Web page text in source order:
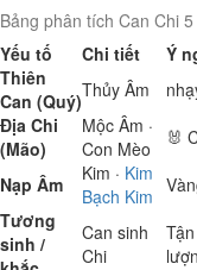
Bảng phân tích Can Chi
Yếu tố
Chi tiết
Ý
Thiên
Can (Quý)Thủy Âm
Địa Chi
(Mão)
Mộc Âm ·
Con Mèo
🐰
Nạp Âm
Kim · Kim
Bạch Kim
Tương
sinh /
Can sinh
Chi